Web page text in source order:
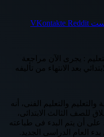
: يجرى الآن مراجعة
بعد الانتهاء من تأليفه
والتعليم الفنى، أنه
للصف الثالث الابتدائى،
على أن يتم البدء فى طباعته
العام الدراسى الجديد.